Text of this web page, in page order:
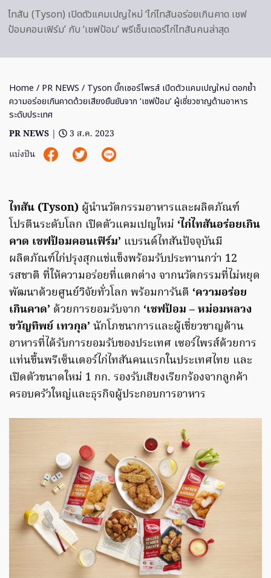
ไทสัน (Tyson) เปิดตัวแคมเปญใหม่ ‘ไก่ไทสันอร่อยเกินคาด เชฟ
ป้อมคอนเฟิร์ม’ กับ ‘เชฟป้อม’ พรีเซ็นเตอร์ไก่ไทสันคนล่าสุด
Home / PR NEWS / Tyson บิ๊กเซอร์ไพรส์ เปิดตัวแคมเปญใหม่ ตอกย้ำ
ความอร่อยเกินคาดด้วยเสียงยืนยันจาก ‘เชฟป้อม’ ผู้เชี่ยวชาญด้านอาหาร
ระดับประเทศ
PR NEWS |
3 ส.ค. 2023
แบ่งปัน
ไทสัน (Tyson) ผู้นำนวัตกรรมอาหารและผลิตภัณฑ์
โปรตีนระดับโลก เปิดตัวแคมเปญใหม่ ‘ไก่ไทสันอร่อยเกิน
คาด เชฟป้อมคอนเฟิร์ม’ แบรนด์ไทสันปัจจุบันมี
ผลิตภัณฑ์ไก่ปรุงสุกแช่แข็งพร้อมรับประทานกว่า 12
รสชาติ ที่ให้ความอร่อยที่แตกต่าง จากนวัตกรรมที่ไม่หยุด
พัฒนาด้วยศูนย์วิจัยทั่วโลก พร้อมการันตี ‘ความอร่อย
เกินคาด’ ด้วยการยอมรับจาก ‘เชฟป้อม – หม่อมหลวง
ขวัญทิพย์ เทวกุล’ นักโภชนาการและผู้เชี่ยวชาญด้าน
อาหารที่ได้รับการยอมรับของประเทศ เซอร์ไพรส์ด้วยการ
แท่นขึ้นพรีเซ็นเตอร์ไก่ไทสันคนแรกในประเทศไทย และ
เปิดตัวขนาดใหม่ 1 กก. รองรับเสียงเรียกร้องจากลูกค้า
ครอบครัวใหญ่และธุรกิจผู้ประกอบการอาหาร